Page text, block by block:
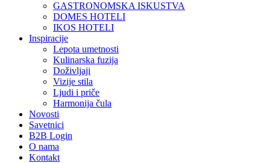
GASTRONOMSKA ISKUSTVA
DOMES HOTELI
IKOS HOTELI
Inspiracije
Lepota umetnosti
Kulinarska fuzija
Doživljaji
Vizije stila
Ljudi i priče
Harmonija čula
Novosti
Savetnici
B2B Login
O nama
Kontakt